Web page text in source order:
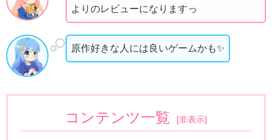
よりのレビューになりますっ
原作好きな人には良いゲームかも✨
コンテンツ一覧 [非表示]